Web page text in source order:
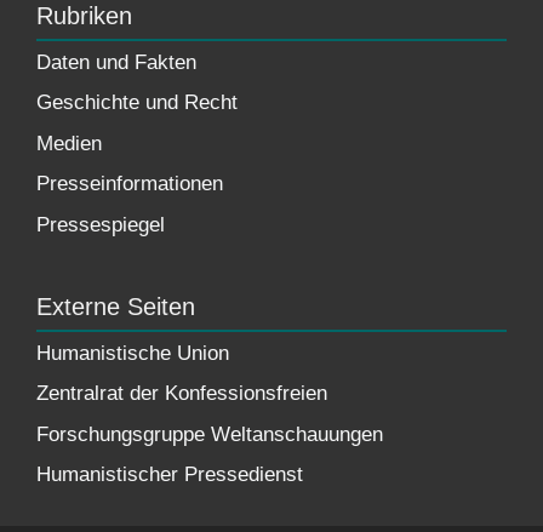
Rubriken
Daten und Fakten
Geschichte und Recht
Medien
Presseinformationen
Pressespiegel
Externe Seiten
Humanistische Union
Zentralrat der Konfessionsfreien
Forschungsgruppe Weltanschauungen
Humanistischer Pressedienst